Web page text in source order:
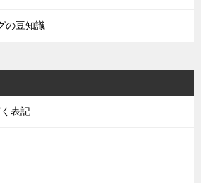
の豆知識
表記